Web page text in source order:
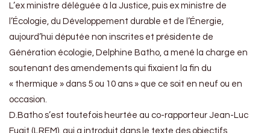
L’ex ministre déléguée à la Justice, puis ex ministre de
l’Écologie, du Développement durable et de l’Énergie,
aujourd’hui députée non inscrites et présidente de
Génération écologie, Delphine Batho, a mené la charge en
soutenant des amendements qui fixaient la fin du
« thermique » dans 5 ou 10 ans » que ce soit en neuf ou en
occasion.
D.Batho s’est toutefois heurtée au co-rapporteur Jean-Luc
Fugit (LREM), qui a introduit dans le texte des objectifs